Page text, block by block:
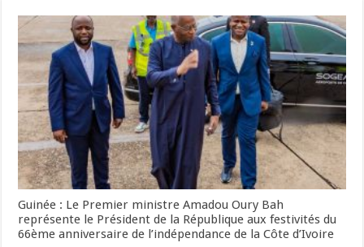
Guinée : Le Premier ministre Amadou Oury Bah
représente le Président de la République aux festivités du
66ème anniversaire de l’indépendance de la Côte d’Ivoire